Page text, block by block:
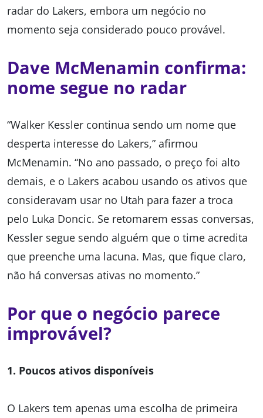
radar do Lakers, embora um negócio no
momento seja considerado pouco provável.
Dave McMenamin confirma:
nome segue no radar
“Walker Kessler continua sendo um nome que
desperta interesse do Lakers,” afirmou
McMenamin. “No ano passado, o preço foi alto
demais, e o Lakers acabou usando os ativos que
consideravam usar no Utah para fazer a troca
pelo Luka Doncic. Se retomarem essas conversas,
Kessler segue sendo alguém que o time acredita
que preenche uma lacuna. Mas, que fique claro,
não há conversas ativas no momento.”
Por que o negócio parece
improvável?
1. Poucos ativos disponíveis
O Lakers tem apenas uma escolha de primeira